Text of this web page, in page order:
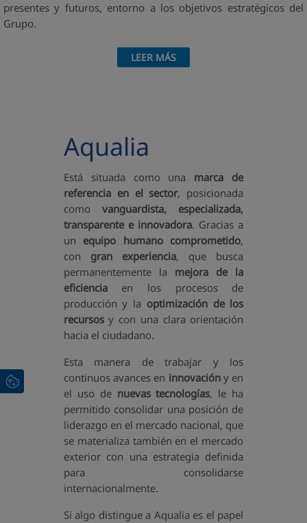
presentes y futuros, entorno a los objetivos estratégicos del
Grupo.
LEER MÁS
Aqualia
Está situada como una marca de
referencia en el sector, posicionada
como vanguardista,
especializada,
transparente e innovadora. Gracias a
un equipo humano comprometido,
con gran experiencia, que busca
permanentemente la mejora de la
eficienciaen los procesos de
producción y la optimización de los
recursosy con una clara orientación
hacia el ciudadano.
Esta manera de trabajar y los
continuos avances en innovacióny en
el uso de nuevas tecnologías, le ha
permitido consolidar una posición de
liderazgo en el mercado nacional, que
se materializa también en el mercado
exterior con una estrategia definida
para consolidarse
internacionalmente.
Si algo distingue a Aqualia es el papel